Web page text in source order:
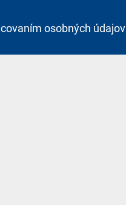
osobných údajov